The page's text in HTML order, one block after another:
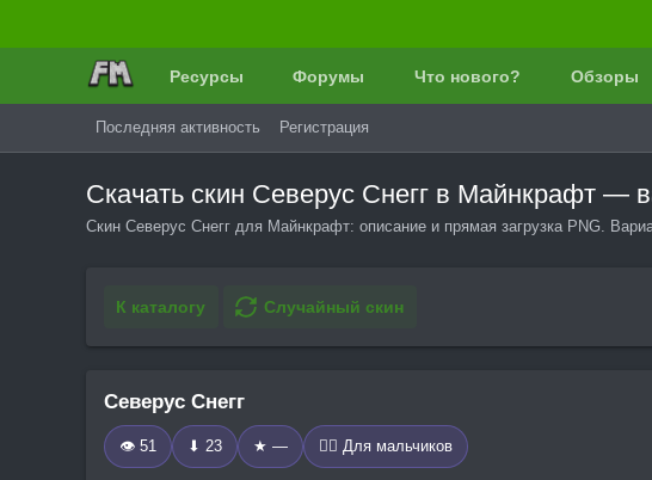
Ресурсы Форумы Что нового? Обзоры
Последняя активность Регистрация
Скачать скин Северус Снегг в Майнкрафт —
Скин Северус Снегг для Майнкрафт: описание и прямая загрузка PNG.
К каталогу Случайный скин
Северус Снегг
👁 51 ⬇ 23 ★ — 🧍‍♂️ Для мальчиков